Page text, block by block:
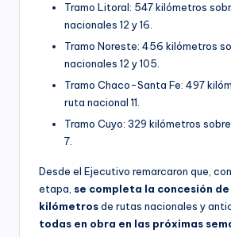
Tramo Litoral: 547 kilómetros
nacionales 12 y 16.
Tramo Noreste: 456 kilómetros
nacionales 12 y 105.
Tramo Chaco-Santa Fe: 497
ruta nacional 11.
Tramo Cuyo: 329 kilómetros
7.
Desde el Ejecutivo remarcaron que,
etapa, se completa la concesión
kilómetrosde rutas nacionales y
todas en obra en las próximas